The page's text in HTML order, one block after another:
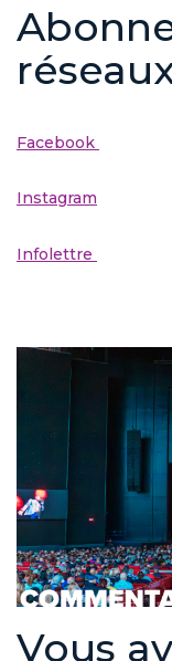
Facebook
Instagram
Infolettre
Vous